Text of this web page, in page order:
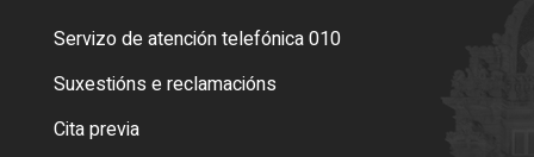
Servizo de atención telefónica 010
Suxestións e reclamacións
Cita previa